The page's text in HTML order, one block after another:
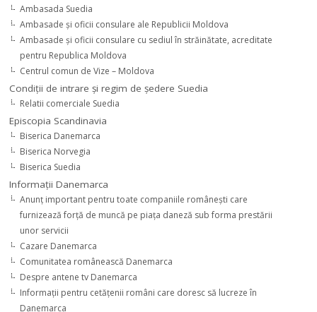
Ambasada Suedia
Ambasade şi oficii consulare ale Republicii Moldova
Ambasade şi oficii consulare cu sediul în străinătate, acreditate
pentru Republica Moldova
Centrul comun de Vize – Moldova
Condiţii de intrare şi regim de şedere Suedia
Relatii comerciale Suedia
Episcopia Scandinavia
Biserica Danemarca
Biserica Norvegia
Biserica Suedia
Informaţii Danemarca
Anunţ important pentru toate companiile româneşti care
furnizează forţă de muncă pe piaţa daneză sub forma prestării
unor servicii
Cazare Danemarca
Comunitatea românească Danemarca
Despre antene tv Danemarca
Informaţii pentru cetăţenii români care doresc să lucreze în
Danemarca